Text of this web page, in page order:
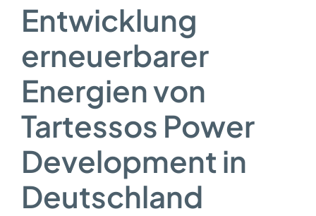
Entwicklung
erneuerbarer
Energien von
Tartessos Power
Development in
Deutschland